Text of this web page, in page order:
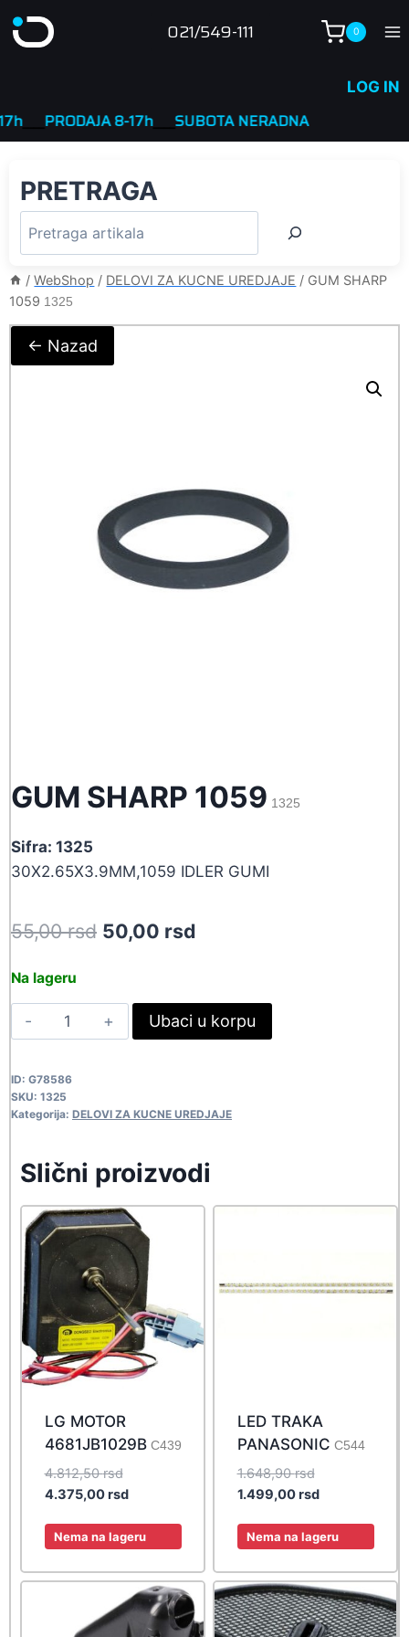
to
021/549-111 0
LOG IN
PRODAJA 8-17h____SUBOTA NERADNA
PRETRAGA
/ WebShop / DELOVI ZA KUCNE UREDJAJE / GUM SHARP
1059 1325
← Nazad
GUM SHARP 1059 1325
Sifra: 1325
30X2.65X3.9MM,1059 IDLER GUMI
55,00rsd Original
55,00 rsd.
50,00 rsd
50,00 rsd.
Na lageru
GUM
SHARP
1325
quantity
Ubaci u korpu
ID: G78586
SKU: 1325
Kategorija: DELOVI ZA KUCNE UREDJAJE
Slični proizvodi
LG MOTOR
4681JB1029BC439
4.812,50rsdOriginal
price
4.812,50 rsd.
4.375,00rsdCurrent
is:
Nema na lageru
LED TRAKA
PANASONIC C544
1.648,90rsdOriginal
price
1.648,90 rsd.
1.499,00rsdCurrent
is:
Nema na lageru